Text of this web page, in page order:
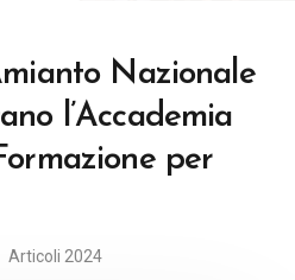
Nazionale
l’Accademia
per
Articoli 2024